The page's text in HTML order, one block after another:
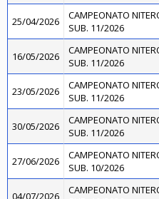
25/04/2026
CAMPEONATO
SUB. 11/2026
16/05/2026
CAMPEONATO
SUB. 11/2026
23/05/2026
CAMPEONATO
SUB. 11/2026
30/05/2026
CAMPEONATO
SUB. 11/2026
27/06/2026
CAMPEONATO
SUB. 10/2026
04/07/2026
CAMPEONATO